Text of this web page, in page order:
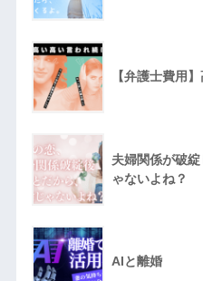
【弁護士費用
夫婦関係が破
ゃないよね？
AIと離婚